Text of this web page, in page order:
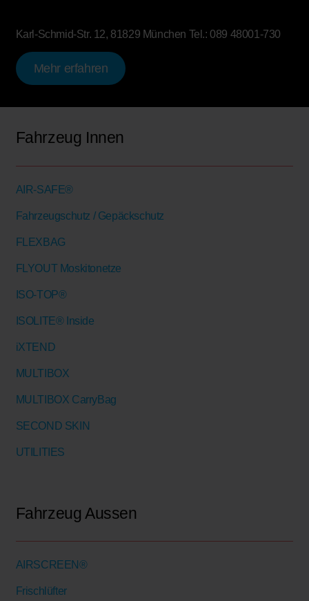
Karl-Schmid-Str. 12, 81829 München Tel.: 089 48001-730
Mehr erfahren
Fahrzeug Innen
AIR-SAFE®
Fahrzeugschutz / Gepäckschutz
FLEXBAG
FLYOUT Moskitonetze
ISO-TOP®
ISOLITE® Inside
iXTEND
MULTIBOX
MULTIBOX CarryBag
SECOND SKIN
UTILITIES
Fahrzeug Aussen
AIRSCREEN®
Frischlüfter